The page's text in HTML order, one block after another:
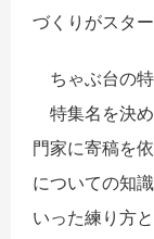
づくりがスター
ちゃぶ台の特
特集名を決
門家に寄稿を
についての知
いった練り方